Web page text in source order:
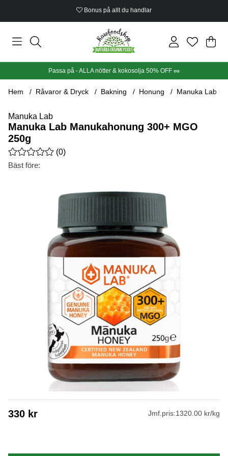
Bonus på allt du handlar
Din
.
Passa på - ALLA nötter & kokosolja 50% OFF 🥜
Hem Råvaror & Dryck Bakning Honung Manuka Lab
Manuka Lab
Manuka Lab Manukahonung 300+ MGO
250g
Medelbetyg 0 av 5 Antal betyg 0
(0)
Bäst före:
330 kr Jmf.pris:1320.00 kr/kg